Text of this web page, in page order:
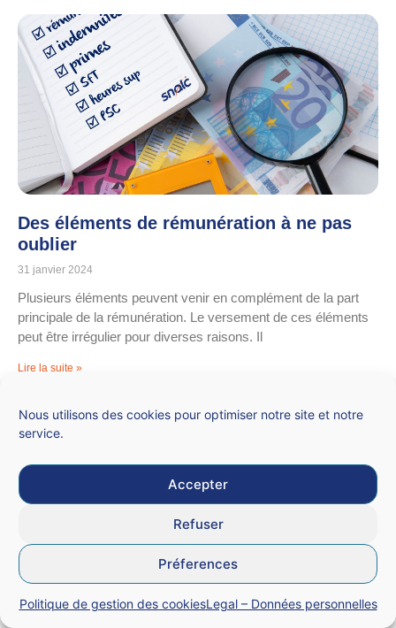
Nous utilisons des cookies pour optimiser notre site et notre
service.
Accepter
Refuser
Préferences
Politique de gestion des cookiesLegal – Données personnelles
Des éléments de rémunération à ne pas
oublier
31 janvier 2024
Plusieurs éléments peuvent venir en complément de la part
principale de la rémunération. Le versement de ces éléments
peut être irrégulier pour diverses raisons. Il
Lire la suite »
Le SNALC vous recommande la lecture de